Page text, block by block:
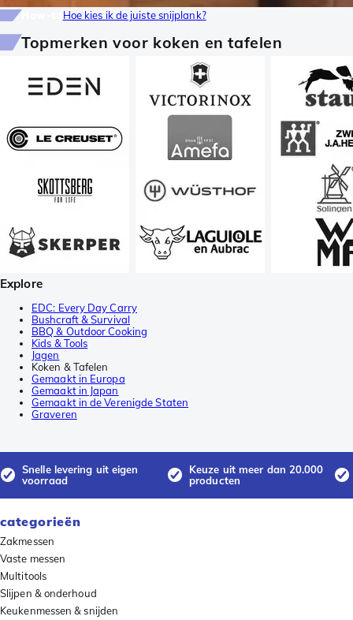
Hoe kies ik de juiste snijplank?
Topmerken voor koken en tafelen
Explore
EDC: Every Day Carry
Bushcraft & Survival
BBQ & Outdoor Cooking
Kids & Tools
Jagen
Koken & Tafelen
Gemaakt in Europa
Gemaakt in Japan
Gemaakt in de Verenigde Staten
Graveren
Snelle levering uit eigen
voorraad
Keuze uit meer dan 20.000
producten
categorieën
Zakmessen
Vaste messen
Multitools
Slijpen & onderhoud
Keukenmessen & snijden